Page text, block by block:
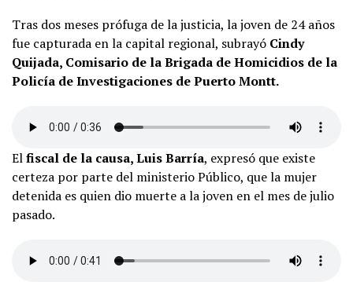
Tras dos meses prófuga de la justicia, la joven de 24 años
fue capturada en la capital regional, subrayó Cindy
Quijada, Comisario de la Brigada de Homicidios de la
Policía de Investigaciones de Puerto Montt.
Elfiscal de la causa, Luis Barría, expresó que existe
certeza por parte del ministerio Público, que la mujer
detenida es quien dio muerte a la joven en el mes de julio
pasado.